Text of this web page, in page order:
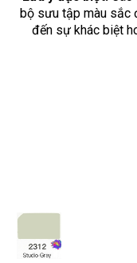
bộ sưu tập màu sắc
đến sự khác biệt